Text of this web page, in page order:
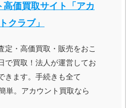
価買取サイト「アカ
クラブ」
定・高価買取・販売をおこ
で買取！法人が運営してお
きます。手続きも全て
単。アカウント買取なら